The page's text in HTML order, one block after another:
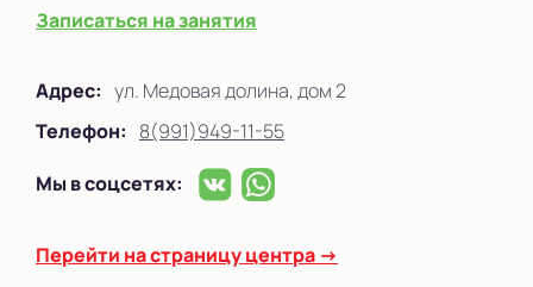
Записаться на занятия
Адрес: ул. Медовая долина, дом 2
Телефон: 8(991)949-11-55
Мы в соцсетях:
Перейти на страницу центра →